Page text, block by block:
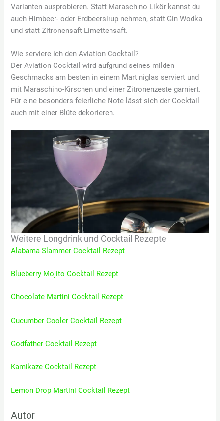
Varianten ausprobieren. Statt Maraschino Likör kannst du
auch Himbeer- oder Erdbeersirup nehmen, statt Gin Wodka
und statt Zitronensaft Limettensaft.
Wie serviere ich den Aviation Cocktail?
Der Aviation Cocktail wird aufgrund seines milden
Geschmacks am besten in einem Martiniglas serviert und
mit Maraschino-Kirschen und einer Zitronenzeste garniert.
Für eine besonders feierliche Note lässt sich der Cocktail
auch mit einer Blüte dekorieren.
Weitere Longdrink und Cocktail Rezepte
Alabama Slammer Cocktail Rezept
Blueberry Mojito Cocktail Rezept
Chocolate Martini Cocktail Rezept
Cucumber Cooler Cocktail Rezept
Godfather Cocktail Rezept
Kamikaze Cocktail Rezept
Lemon Drop Martini Cocktail Rezept
Autor